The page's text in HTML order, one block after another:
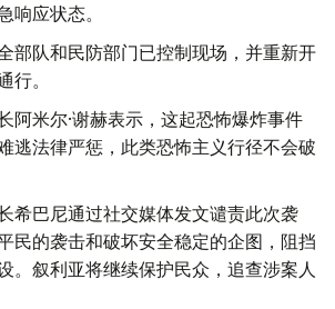
响应状态。
部队和民防部门已控制现场，并重新开
行。
阿米尔·谢赫表示，这起恐怖爆炸事件
逃法律严惩，此类恐怖主义行径不会破
希巴尼通过社交媒体发文谴责此次袭
民的袭击和破坏安全稳定的企图，阻挡
。叙利亚将继续保护民众，追查涉案人